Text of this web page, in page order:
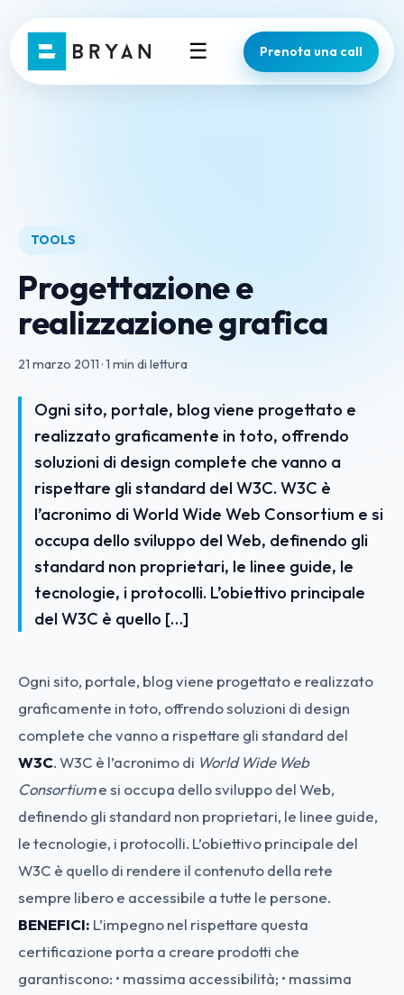
☰ Prenota una call
TOOLS
Progettazione e
realizzazione grafica
21 marzo 2011 ·1 min di lettura
Ogni sito, portale, blog viene progettato e
realizzato graficamente in toto, offrendo
soluzioni di design complete che vanno a
rispettare gli standard del W3C. W3C è
l’acronimo di World Wide Web Consortium e si
occupa dello sviluppo del Web, definendo gli
standard non proprietari, le linee guide, le
tecnologie, i protocolli. L’obiettivo principale
del W3C è quello […]
Ogni sito, portale, blog viene progettato e realizzato
graficamente in toto, offrendo soluzioni di design
complete che vanno a rispettare gli standard del
W3C. W3C è l’acronimo di World Wide Web
Consortiume si occupa dello sviluppo del Web,
definendo gli standard non proprietari, le linee guide,
le tecnologie, i protocolli. L’obiettivo principale del
W3C è quello di rendere il contenuto della rete
sempre libero e accessibile a tutte le persone.
BENEFICI: L’impegno nel rispettare questa
certificazione porta a creare prodotti che
garantiscono: • massima accessibilità; • massima